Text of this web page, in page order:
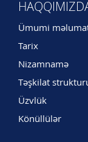
Ümumi
Tarix
Nizamnamə
Təşkilat
Üzvlük
Könüllülər